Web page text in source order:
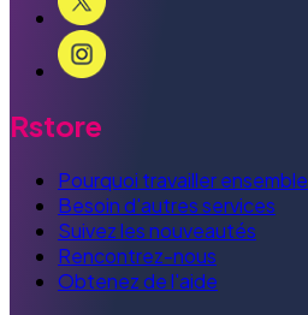
Rstore
Pourquoi travailler ensemble
Besoin d'autres services
Suivez les nouveautés
Rencontrez-nous
Obtenez de l'aide